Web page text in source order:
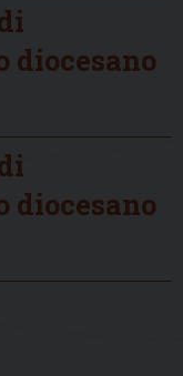
diocesano
diocesano